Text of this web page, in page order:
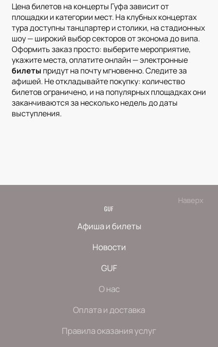
Цена билетов на концерты Гуфа зависит от
площадки и категории мест. На клубных концертах
тура доступны танцпартер и столики, на стадионных
шоу — широкий выбор секторов от эконома до випа.
Оформить заказ просто: выберите мероприятие,
укажите места, оплатите онлайн — электронные
билеты придут на почту мгновенно. Следите за
афишей. Не откладывайте покупку: количество
билетов ограничено, и на популярных площадках они
заканчиваются за несколько недель до даты
выступления.
Наверх
GUF
Афиша и билеты
Новости
GUF
О нас
Оплата и доставка
Правила оказания услуг